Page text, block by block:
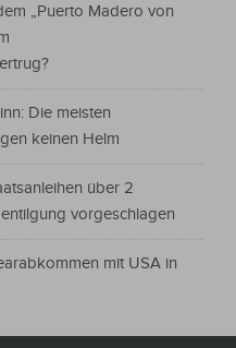
„Puerto Madero von
Die meisten
keinen Helm
über 2
vorgeschlagen
mit USA in